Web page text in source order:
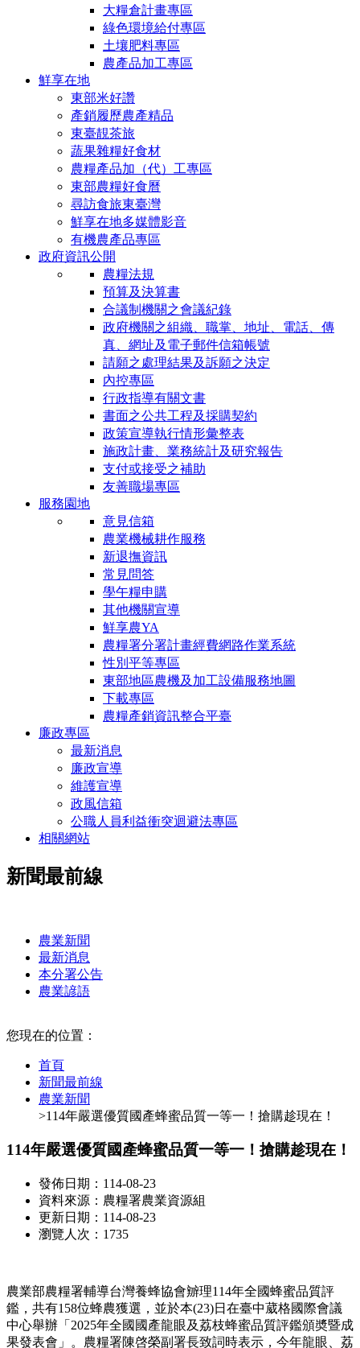
大糧倉計畫專區
綠色環境給付專區
土壤肥料專區
農產品加工專區
鮮享在地
東部米好讚
產銷履歷農產精品
東臺靚茶旅
蔬果雜糧好食材
農糧產品加（代）工專區
東部農糧好食曆
尋訪食旅東臺灣
鮮享在地多媒體影音
有機農產品專區
政府資訊公開
農糧法規
預算及決算書
合議制機關之會議紀錄
政府機關之組織、職掌、地址、電話、傳
真、網址及電子郵件信箱帳號
請願之處理結果及訴願之決定
內控專區
行政指導有關文書
書面之公共工程及採購契約
政策宣導執行情形彙整表
施政計畫、業務統計及研究報告
支付或接受之補助
友善職場專區
服務園地
意見信箱
農業機械耕作服務
新退撫資訊
常見問答
學午糧申購
其他機關宣導
鮮享農YA
農糧署分署計畫經費網路作業系統
性別平等專區
東部地區農機及加工設備服務地圖
下載專區
農糧產銷資訊整合平臺
廉政專區
最新消息
廉政宣導
維護宣導
政風信箱
公職人員利益衝突迴避法專區
相關網站
新聞最前線
農業新聞
最新消息
本分署公告
農業諺語
您現在的位置：
首頁
新聞最前線
農業新聞
>114年嚴選優質國產蜂蜜品質一等一！搶購趁現在！
114年嚴選優質國產蜂蜜品質一等一！搶購趁現在！
發佈日期：114-08-23
資料來源：農糧署農業資源組
更新日期：114-08-23
瀏覽人次：1735
農業部農糧署輔導台灣養蜂協會辧理114年全國蜂蜜品質評
鑑，共有158位蜂農獲選，並於本(23)日在臺中葳格國際會議
中心舉辦「2025年全國國產龍眼及荔枝蜂蜜品質評鑑頒奬暨成
果發表會」。農糧署陳啓榮副署長致詞時表示，今年龍眼、荔